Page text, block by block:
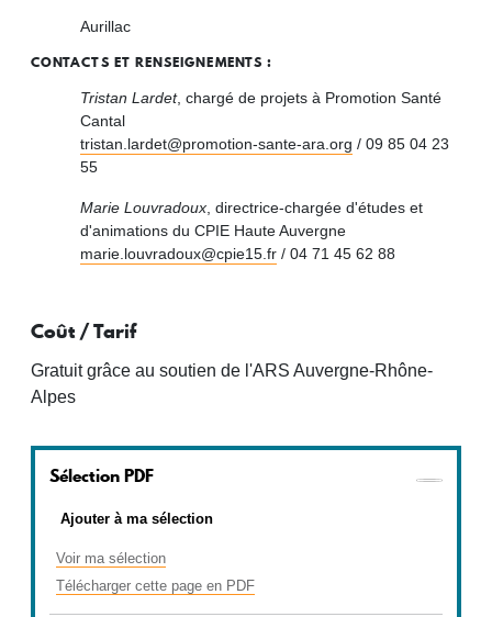
Aurillac
CONTACTS ET RENSEIGNEMENTS :
Tristan Lardet, chargé de projets à Promotion Santé
Cantal
tristan.lardet@promotion-sante-ara.org / 09 85 04 23
55
Marie Louvradoux, directrice-chargée d'études et
d'animations du CPIE Haute Auvergne
marie.louvradoux@cpie15.fr / 04 71 45 62 88
Coût / Tarif
Gratuit grâce au soutien de l'ARS Auvergne-Rhône-
Alpes
Sélection PDF
Ajouter à ma sélection
Voir ma sélection
Télécharger cette page en PDF